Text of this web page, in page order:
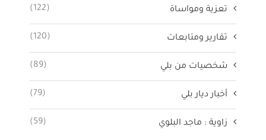
تعزية ومواساة (122)
تقارير ومتابعات (120)
شخصيات من بلي (89)
أخبار ديار بلي (79)
زاوية : ماجد البلوي (59)